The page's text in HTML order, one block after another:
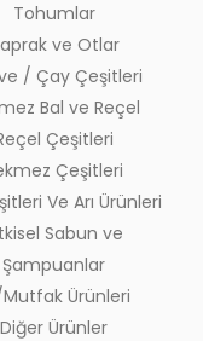
Tohumlar
ve Otlar
/ Çay Çeşitleri
Bal ve Reçel
Çeşitleri
Çeşitleri
Ve Arı Ürünleri
Sabun ve
Şampuanlar
Ürünleri
Diğer Ürünler